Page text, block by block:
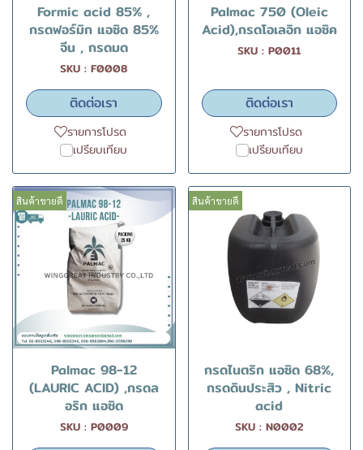
Formic acid 85% ,
กรดฟอร์มิก แอซิด 85%
จีน , กรดมด
SKU : F0008
ติดต่อเรา
รายการโปรด
เปรียบเทียบ
Palmac 750 (Oleic
Acid),กรดโอเลอิก แอซิค
SKU : P0011
ติดต่อเรา
รายการโปรด
เปรียบเทียบ
สินค้าขายดี
Palmac 98-12
(LAURIC ACID) ,กรดล
อริก แอซิด
SKU : P0009
สินค้าขายดี
กรดไนตริก แอซิด 68%,
กรดดินประสิว , Nitric
acid
SKU : N0002